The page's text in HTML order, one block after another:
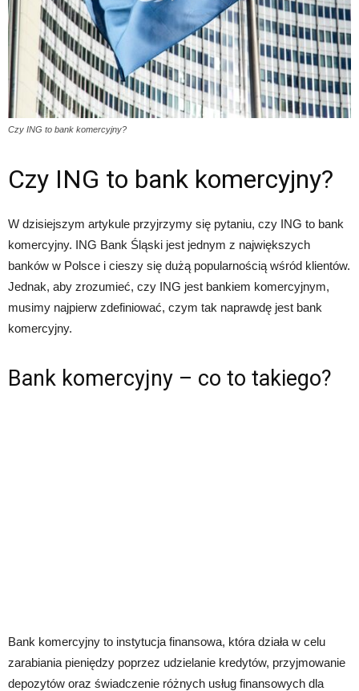
Czy ING to bank komercyjny?
Czy ING to bank komercyjny?
W dzisiejszym artykule przyjrzymy się pytaniu, czy ING to bank
komercyjny. ING Bank Śląski jest jednym z największych
banków w Polsce i cieszy się dużą popularnością wśród klientów.
Jednak, aby zrozumieć, czy ING jest bankiem komercyjnym,
musimy najpierw zdefiniować, czym tak naprawdę jest bank
komercyjny.
Bank komercyjny – co to takiego?
Bank komercyjny to instytucja finansowa, która działa w celu
zarabiania pieniędzy poprzez udzielanie kredytów, przyjmowanie
depozytów oraz świadczenie różnych usług finansowych dla